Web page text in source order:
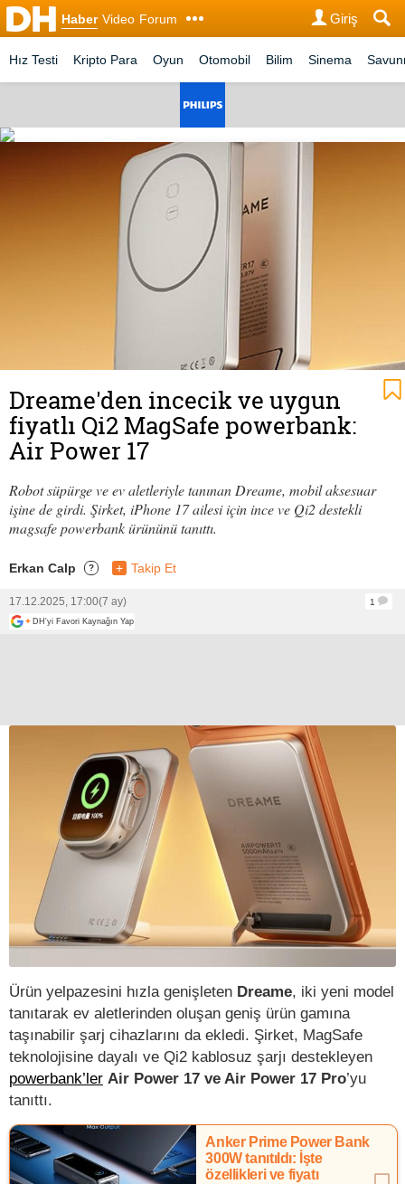
Haber Video Forum Giriş
Hız Testi Kripto Para Oyun Otomobil Bilim Sinema
Dreame'den incecik ve uygun
fiyatlı Qi2 MagSafe powerbank:
Air Power 17
Robot süpürge ve ev aletleriyle tanınan Dreame, mobil aksesuar
işine de girdi. Şirket, iPhone 17 ailesi için ince ve Qi2 destekli
magsafe powerbank ürününü tanıttı.
Erkan Calp ? + Takip Et
17.12.2025, 17:00(7 ay)
1
+ DH'yi Favori Kaynağın Yap
Ürün yelpazesini hızla genişleten Dreame, iki yeni model
tanıtarak ev aletlerinden oluşan geniş ürün gamına
taşınabilir şarj cihazlarını da ekledi. Şirket, MagSafe
teknolojisine dayalı ve Qi2 kablosuz şarjı destekleyen
powerbank’ler Air Power 17 ve Air Power 17 Pro’yu
tanıttı.
Anker Prime Power Bank
300W tanıtıldı: İşte
özellikleri ve fiyatı